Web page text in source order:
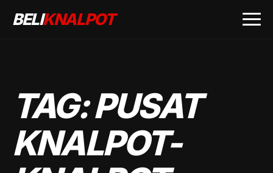
BELIKNALPOT
TAG:PUSAT
KNALPOT-